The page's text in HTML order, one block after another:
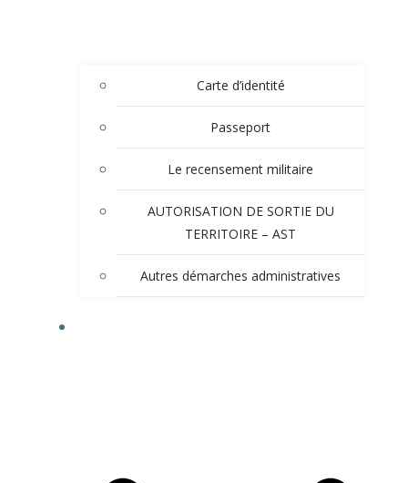
Carte d’identité
Passeport
Le recensement militaire
AUTORISATION DE SORTIE DU
TERRITOIRE – AST
Autres démarches administratives